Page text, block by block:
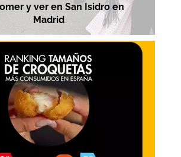
y ver en San Isidro en
Madrid